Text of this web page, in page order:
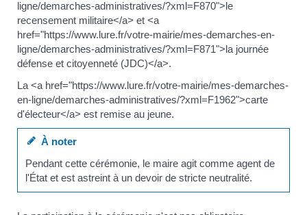
ligne/demarches-administratives/?xml=F870">le
recensement militaire</a> et <a
href="https://www.lure.fr/votre-mairie/mes-demarches-en-
ligne/demarches-administratives/?xml=F871">la journée
défense et citoyenneté (JDC)</a>.
La <a href="https://www.lure.fr/votre-mairie/mes-demarches-
en-ligne/demarches-administratives/?xml=F1962">carte
d'électeur</a> est remise au jeune.
À noter
Pendant cette cérémonie, le maire agit comme agent de
l'État et est astreint à un devoir de stricte neutralité.